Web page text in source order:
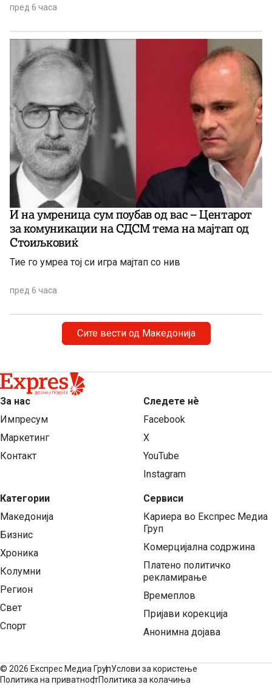
пред 6 часа
И на умреница сум поубав од вас – Центарот
за комуникации на СДСМ тема на мајтап од
Стоиљковиќ
Тие го умреа тој си игра мајтап со нив
пред 6 часа
Сите вести од Македонија
За нас
Импресум
Маркетинг
Контакт
Категории
Македонија
Бизнис
Хроника
Колумни
Регион
Свет
Спорт
Следете нѐ
Facebook
X
YouTube
Instagram
Сервиси
Кариера во Експрес Медиа
Груп
Комерцијална содржина
Платено политичко
рекламирање
Времеплов
Пријави корекција
Анонимна дојава
© 2026 Експрес Медиа ГрупУслови за користење
Политика на приватностПолитика за колачиња